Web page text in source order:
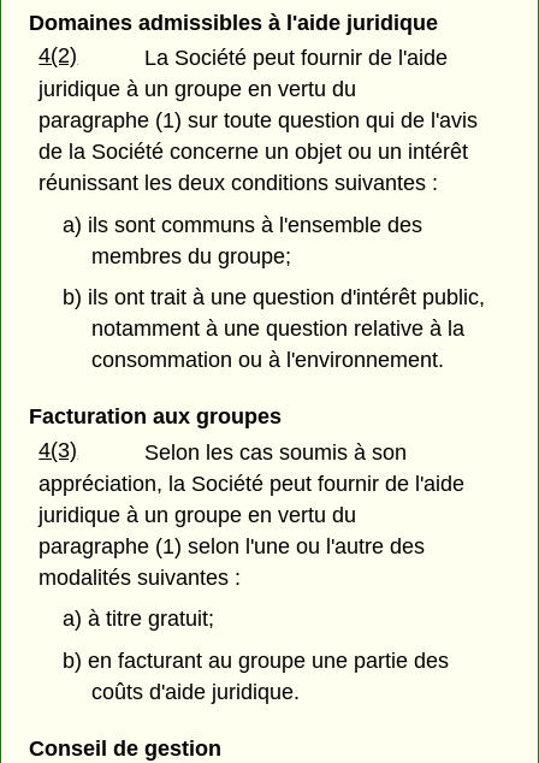
Domaines admissibles à l'aide juridique
4(2)
La Société peut fournir de l'aide
juridique à un groupe en vertu du
paragraphe (1) sur toute question qui de l'avis
de la Société concerne un objet ou un intérêt
réunissant les deux conditions suivantes :
a) ils sont communs à l'ensemble des
membres du groupe;
b) ils ont trait à une question d'intérêt public,
notamment à une question relative à la
consommation ou à l'environnement.
Facturation aux groupes
4(3)
Selon les cas soumis à son
appréciation, la Société peut fournir de l'aide
juridique à un groupe en vertu du
paragraphe (1) selon l'une ou l'autre des
modalités suivantes :
a) à titre gratuit;
b) en facturant au groupe une partie des
coûts d'aide juridique.
Conseil de gestion